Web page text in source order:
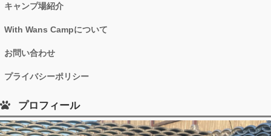
キャンプ場紹介
With Wans Campについて
お問い合わせ
プライバシーポリシー
プロフィール